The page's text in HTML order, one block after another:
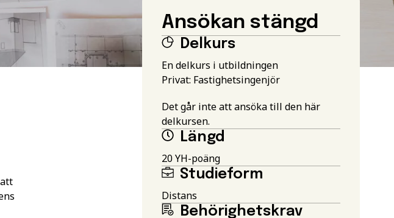
Ansökan stängd
Delkurs
En delkurs i utbildningen
Privat: Fastighetsingenjör
Det går inte att ansöka till den här
delkursen.
Längd
20 YH-poäng
Studieform
Distans
Behörighetskrav